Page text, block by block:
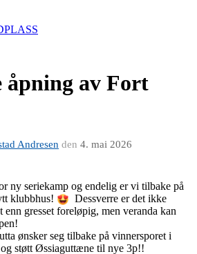
åpning av Fort
Andresen den 4. mai 2026
ny seriekamp og endelig er vi tilbake på
klubbhus!
Dessverre er det ikke
enn gresset foreløpig, men veranda kan
ønsker seg tilbake på vinnersporet i
støtt Øssiaguttæne til nye 3p!!